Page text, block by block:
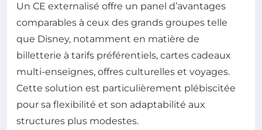
Un CE externalisé offre un panel d’avantages
comparables à ceux des grands groupes telle
que Disney, notamment en matière de
billetterie à tarifs préférentiels, cartes cadeaux
multi-enseignes, offres culturelles et voyages.
Cette solution est particulièrement plébiscitée
pour sa flexibilité et son adaptabilité aux
structures plus modestes.